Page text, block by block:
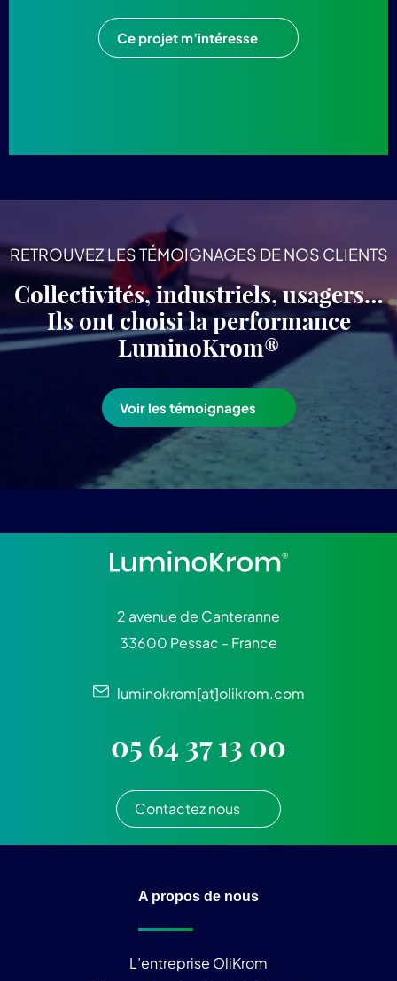
Ce projet m’intéresse
RETROUVEZ LES TÉMOIGNAGES DE NOS CLIENTS
Collectivités, industriels, usagers…
Ils ont choisi la performance
LuminoKrom®
Voir les témoignages
2 avenue de Canteranne
33600 Pessac - France
luminokrom[at]olikrom.com
05 64 37 13 00
Contactez nous
A propos de nous
L’entreprise OliKrom